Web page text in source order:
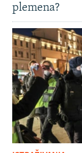
plemena?